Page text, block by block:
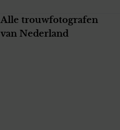
Alle trouwfotografen
van Nederland